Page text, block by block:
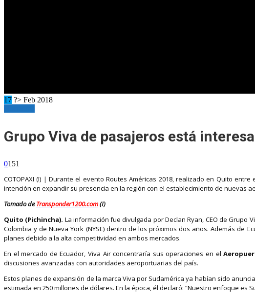
17 ?> Feb 2018
Grupo Viva de pasajeros está
0151
COTOPAXI (I) | Durante el evento Routes Américas 2018, realizado en Quito
intención en expandir su presencia en la región con el establecimiento de nuevas
Tomado deTransponder1200.com(I)
Quito (Pichincha). La información fue divulgada por Declan Ryan, CEO de
Colombia y de Nueva York (NYSE) dentro de los próximos dos años. Además
planes debido a la alta competitividad en ambos mercados.
En el mercado de Ecuador, Viva Air concentraría sus operaciones en el
discusiones avanzadas con autoridades aeroportuarias del país.
Estos planes de expansión de la marca Viva por Sudamérica ya habían sido
estimada en 250 millones de dólares. En la época, él declaró: “Nuestro enfoque es